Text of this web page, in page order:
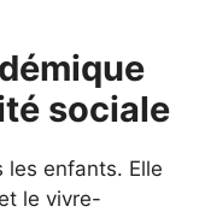
sociale
les enfants. Elle
le vivre-